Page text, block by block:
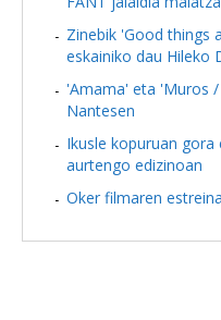
Zinebik 'Good things
eskainiko dau Hileko
'Amama' eta 'Muros
Nantesen
Ikusle kopuruan
aurtengo edizinoan
Oker filmaren